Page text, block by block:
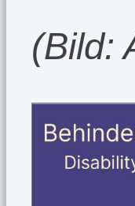
(Bild: